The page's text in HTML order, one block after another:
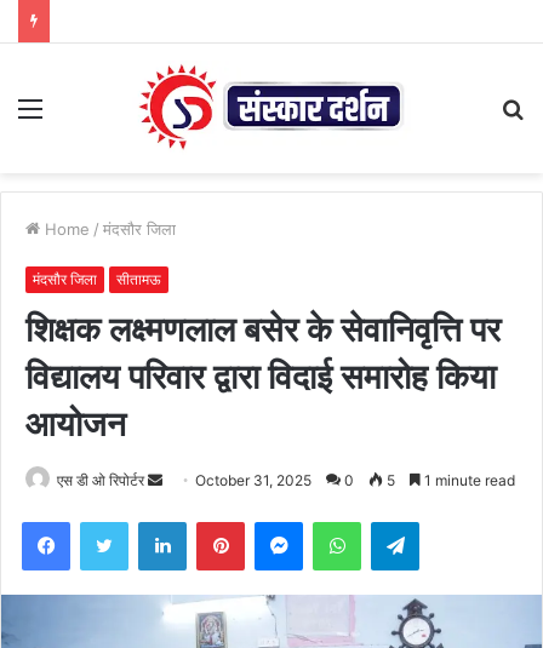
Menu
Home / मंदसौर जिला
मंदसौर जिला सीतामऊ
शिक्षक लक्ष्मणलाल बसेर के सेवानिवृत्ति पर
विद्यालय परिवार द्वारा विदाई समारोह किया
आयोजन
एस डी ओ रिपोर्टर
SendOctober 31, 2025 0 5 1 minute read
FacebookTwitter LinkedInPinterestMessengerWhatsAppTelegram